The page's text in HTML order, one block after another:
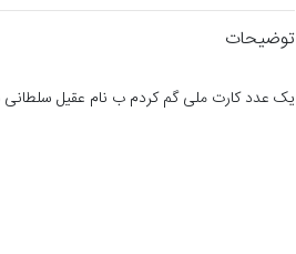
توضیحات
یک عدد کارت ملی گم کردم ب نام عقیل سلطانی